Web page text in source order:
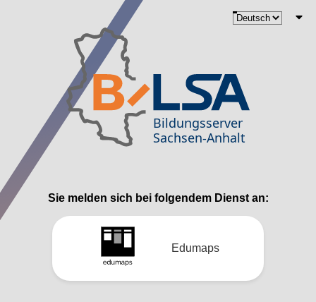
Sie melden sich bei folgendem Dienst an:
Edumaps